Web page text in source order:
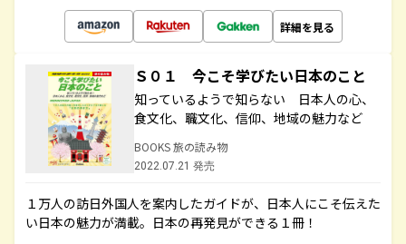
詳細を見る
Ｓ０１ 今こそ学びたい日本のこと
知っているようで知らない 日本人の心、
食文化、職文化、信仰、地域の魅力など
BOOKS 旅の読み物
2022.07.21 発売
１万人の訪日外国人を案内したガイドが、日本人にこそ伝えた
い日本の魅力が満載。日本の再発見ができる１冊！